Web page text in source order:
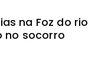
na Foz do rio
no socorro